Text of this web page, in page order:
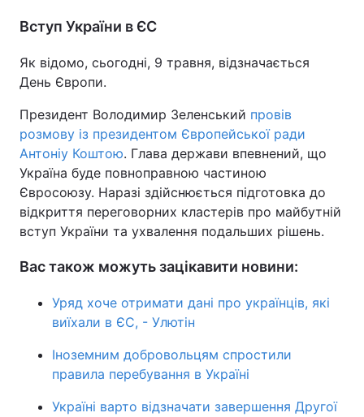
Вступ України в ЄС
Як відомо, сьогодні, 9 травня, відзначається
День Європи.
Президент Володимир Зеленський провів
розмову із президентом Європейської ради
Антоніу Коштою. Глава держави впевнений, що
Україна буде повноправною частиною
Євросоюзу. Наразі здійснюється підготовка до
відкриття переговорних кластерів про майбутній
вступ України та ухвалення подальших рішень.
Вас також можуть зацікавити новини:
Уряд хоче отримати дані про українців, які
виїхали в ЄС, - Улютін
Іноземним добровольцям спростили
правила перебування в Україні
Україні варто відзначати завершення Другої